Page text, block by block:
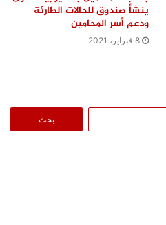
ينشأ صندوق للحالات الطارئة
ودعم أسر المحامين
8 فبراير، 2021
عن: